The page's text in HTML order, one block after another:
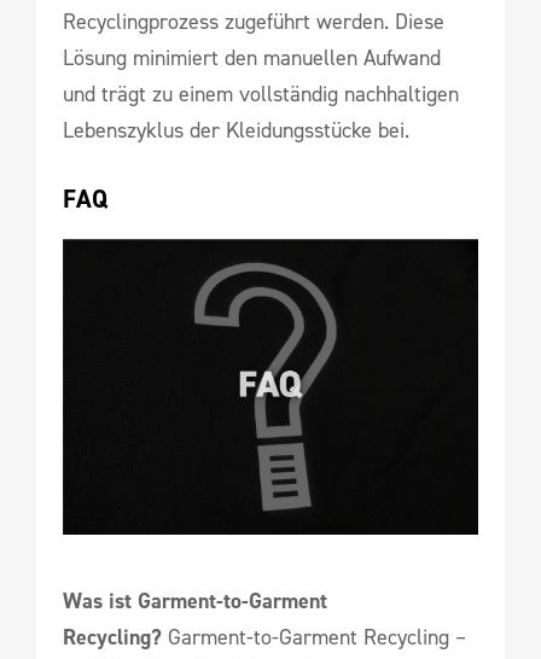
Recyclingprozess zugeführt werden. Diese
Lösung minimiert den manuellen Aufwand
und trägt zu einem vollständig nachhaltigen
Lebenszyklus der Kleidungsstücke bei.
FAQ
Was ist Garment-to-Garment
Recycling? Garment-to-Garment Recycling –